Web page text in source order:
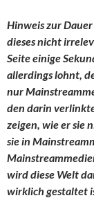
Hinweis zur
dieses nicht
Seite einige
allerdings lohnt,
nur
den darin
zeigen, wie er sie
sie in
wird diese Welt
wirklich gestaltet